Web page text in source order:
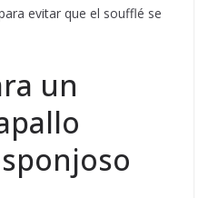
evitar que el soufflé se
un